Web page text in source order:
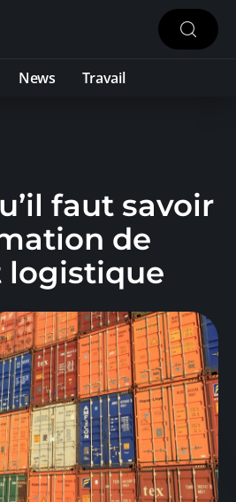
News Travail
faut savoir
de
logistique